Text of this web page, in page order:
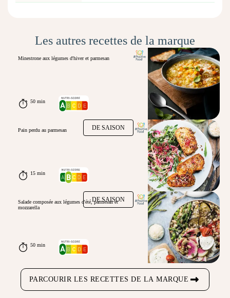
Les autres recettes de la marque
Minestrone aux légumes d'hiver et parmesan
50 min
DE SAISON
Pain perdu au parmesan
15 min
DE SAISON
Salade composée aux légumes d'été, parmesan et
mozzarella
50 min
PARCOURIR LES RECETTES DE LA MARQUE